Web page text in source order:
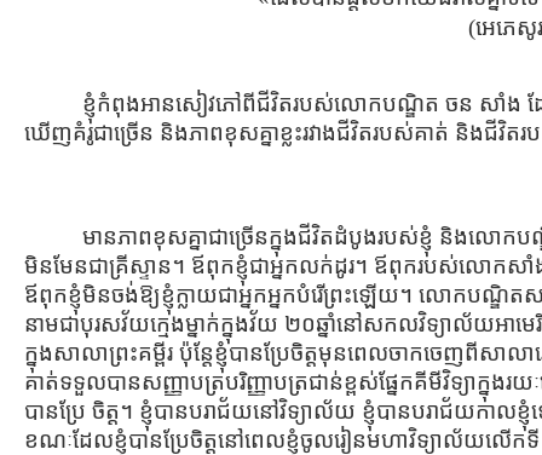
(អេភេ
ខ្ញុំកំពុងអានសៀវភៅពីជីវិតរបស់លោកបណ្ឌិត ចន សាំង ដ
ឃើញគំរូជាច្រើន និងភាពខុសគ្នាខ្លះរវាងជីវិតរបស់គាត់ និងជីវិត
មានភាពខុសគ្នាជាច្រើនក្នុងជីវិតដំបូងរបស់ខ្ញុំ និងលោកប
មិនមែនជាគ្រីស្ទាន។ ឪពុកខ្ញុំជាអ្នកលក់ដូរ។ ឪពុករបស់លោកសាំ
ឪពុកខ្ញុំមិនចង់ឱ្យខ្ញុំក្លាយជាអ្នកអ្នកបំរើព្រះឡើយ។ លោកបណ្ឌិ
នាមជាបុរសវ័យក្មេងម្នាក់ក្នុងវ័យ ២០ឆ្នាំនៅសកលវិទ្យាល័យអ
ក្នុងសាលាព្រះគម្ពីរ ប៉ុន្តែខ្ញុំបានប្រែចិត្ដមុនពេលចាកចេញពី
គាត់ទទួលបានសញ្ញាបត្របរិញ្ញាបត្រជាន់ខ្ពស់ផ្នែកគីមីវិទ្យាក្នុង
បានប្រែ ចិត្ដ។ ខ្ញុំបានបរាជ័យនៅវិទ្យាល័យ ខ្ញុំបានបរាជ័យកាល
ខណៈដែលខ្ញុំបានប្រែចិត្ដនៅពេលខ្ញុំចូលរៀនមហាវិទ្យាល័យលើ